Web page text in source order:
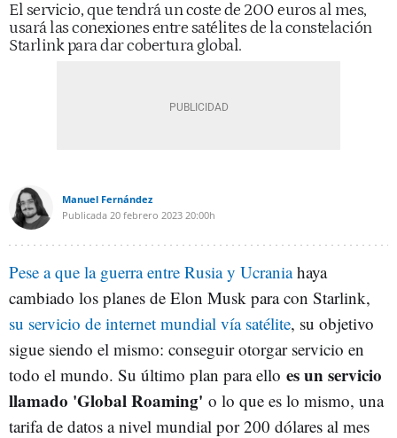
El servicio, que tendrá un coste de 200 euros al mes,
usará las conexiones entre satélites de la constelación
Starlink para dar cobertura global.
Manuel Fernández
Publicada 20 febrero 2023 20:00h
Pese a que la guerra entre Rusia y Ucraniahaya
cambiado los planes de Elon Musk para con Starlink,
su servicio de internet mundial vía satélite, su objetivo
sigue siendo el mismo: conseguir otorgar servicio en
todo el mundo. Su último plan para ello es un servicio
llamado 'Global Roaming' o lo que es lo mismo, una
tarifa de datos a nivel mundial por 200 dólares al mes